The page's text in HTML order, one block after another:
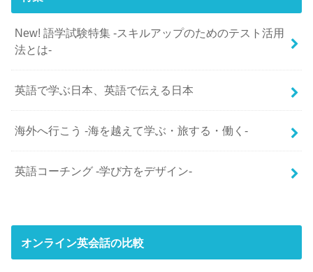
New! 語学試験特集 -スキルアップのためのテスト活用
法とは-
英語で学ぶ日本、英語で伝える日本
海外へ行こう -海を越えて学ぶ・旅する・働く-
英語コーチング -学び方をデザイン-
オンライン英会話の比較